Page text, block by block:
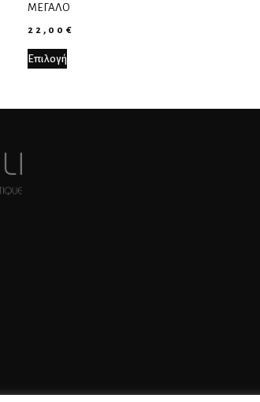
ΜΕΓΆΛΟ
22,00 €
Επιλογή